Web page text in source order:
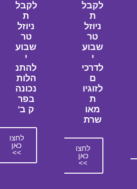
לקבל
ת
ניוזל
טר
שבוע
י
לדרכי
ם
לזוגיו
ת
מאו
שרת
לחצו
כאן
>>
לקבל
ת
ניוזל
טר
שבוע
י
להתנ
הלות
נכונה
בפר
ק ב'
לחצו
כאן
>>